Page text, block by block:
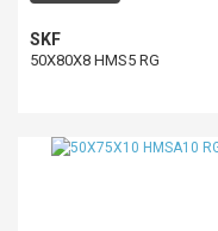
SKF
50X80X8 HMS5 RG